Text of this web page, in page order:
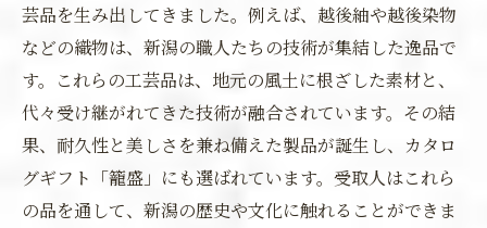
芸品を生み出してきました。例えば、越後紬や越後染物
などの織物は、新潟の職人たちの技術が集結した逸品で
す。これらの工芸品は、地元の風土に根ざした素材と、
代々受け継がれてきた技術が融合されています。その結
果、耐久性と美しさを兼ね備えた製品が誕生し、カタロ
グギフト「籠盛」にも選ばれています。受取人はこれら
の品を通して、新潟の歴史や文化に触れることができま